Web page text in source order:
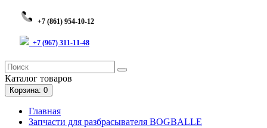
+7 (861) 954-10-12
+7 (967) 311-11-48
Каталог товаров
Корзина: 0
Главная
Запчасти для разбрасывателя BOGBALLE